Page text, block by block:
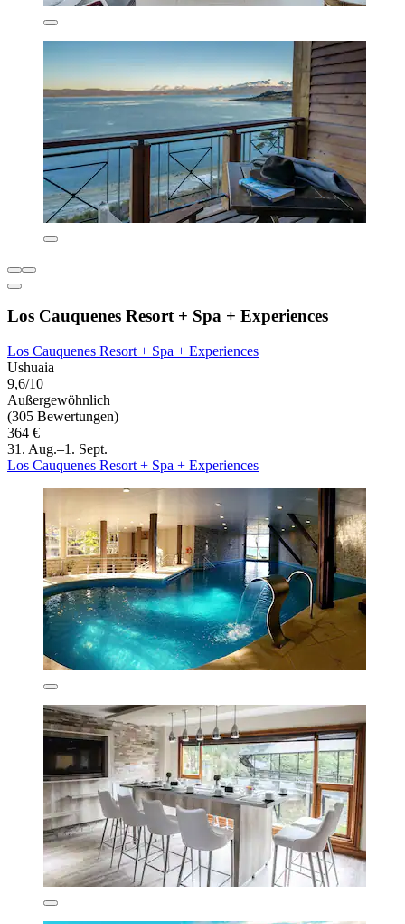
Los Cauquenes Resort + Spa + Experiences
Los Cauquenes Resort + Spa + Experiences
Ushuaia
9,6/10
Außergewöhnlich
(305 Bewertungen)
364 €
31. Aug.–1. Sept.
Los Cauquenes Resort + Spa + Experiences